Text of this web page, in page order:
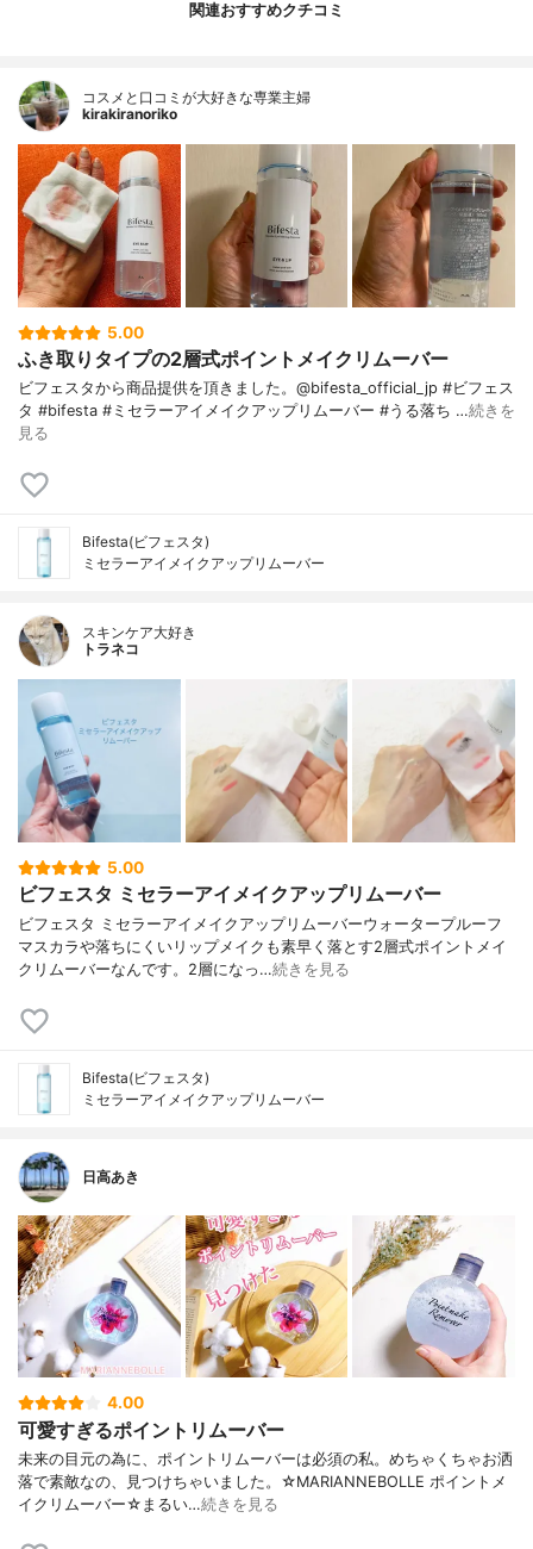
関連おすすめクチコミ
コスメと口コミが大好きな専業主婦
kirakiranoriko
5.00
ふき取りタイプの2層式ポイントメイクリムーバー
ビフェスタから商品提供を頂きました。@bifesta_official_jp #ビフェス
タ #bifesta #ミセラーアイメイクアップリムーバー #うる落ち …続きを
見る
Bifesta(ビフェスタ)
ミセラーアイメイクアップリムーバー
スキンケア大好き
トラネコ
5.00
ビフェスタ ミセラーアイメイクアップリムーバー
ビフェスタ ミセラーアイメイクアップリムーバーウォータープルーフ
マスカラや落ちにくいリップメイクも素早く落とす2層式ポイントメイ
クリムーバーなんです。2層になっ…続きを見る
Bifesta(ビフェスタ)
ミセラーアイメイクアップリムーバー
日高あき
4.00
可愛すぎるポイントリムーバー
未来の目元の為に、ポイントリムーバーは必須の私。めちゃくちゃお洒
落で素敵なの、見つけちゃいました。☆MARIANNEBOLLE ポイントメ
イクリムーバー☆まるい…続きを見る